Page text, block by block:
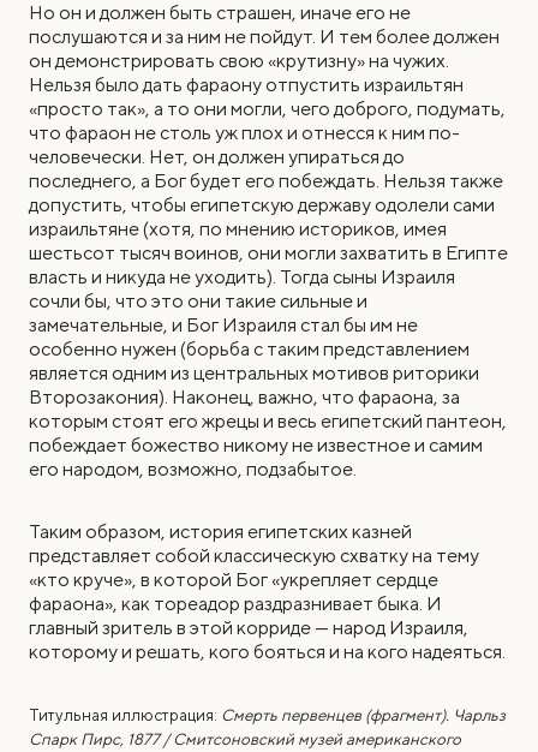
Но он и должен быть страшен, иначе его не
послушаются и за ним не пойдут. И тем более должен
он демонстрировать свою «крутизну» на чужих.
Нельзя было дать фараону отпустить израильтян
«просто так», а то они могли, чего доброго, подумать,
что фараон не столь уж плох и отнесся к ним по-
человечески. Нет, он должен упираться до
последнего, а Бог будет его побеждать. Нельзя также
допустить, чтобы египетскую державу одолели сами
израильтяне (хотя, по мнению историков, имея
шестьсот тысяч воинов, они могли захватить в Египте
власть и никуда не уходить). Тогда сыны Израиля
сочли бы, что это они такие сильные и
замечательные, и Бог Израиля стал бы им не
особенно нужен (борьба с таким представлением
является одним из центральных мотивов риторики
Второзакония). Наконец, важно, что фараона, за
которым стоят его жрецы и весь египетский пантеон,
побеждает божество никому не известное и самим
его народом, возможно, подзабытое.
Таким образом, история египетских казней
представляет собой классическую схватку на тему
«кто круче», в которой Бог «укрепляет сердце
фараона», как тореадор раздразнивает быка. И
главный зритель в этой корриде — народ Израиля,
которому и решать, кого бояться и на кого надеяться.
Титульная иллюстрация: Смерть первенцев (фрагмент). Чарльз
Спарк Пирс, 1877 / Смитсоновский музей американского